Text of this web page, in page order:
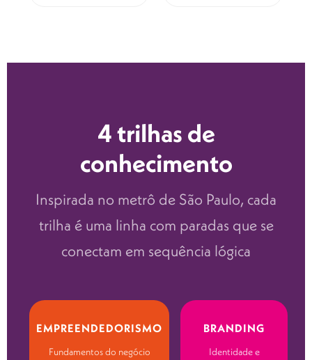
4 trilhas de
conhecimento
Inspirada no metrô de São Paulo, cada
trilha é uma linha com paradas que se
conectam em sequência lógica
EMPREENDEDORISMO
Fundamentos do negócio
BRANDING
Identidade e